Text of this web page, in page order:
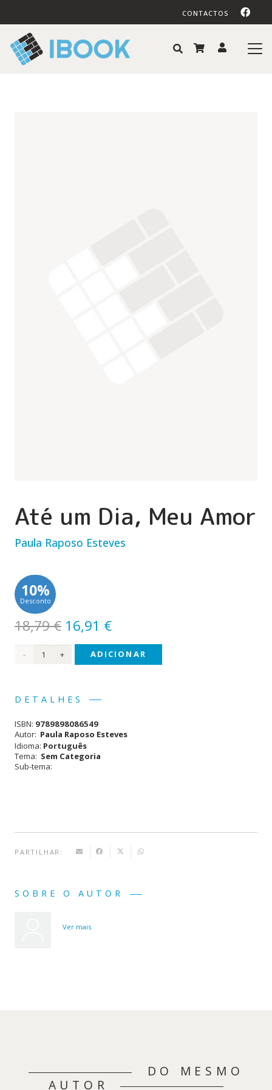
CONTACTOS
Até um Dia, Meu Amor
Paula Raposo Esteves
10%
Desconto
18,79€ O
preço
original
18,79 €.
16,91 €O
preço
atual
Quantidade
Dia,
Meu
Amor
ADICIONAR
DETALHES
ISBN: 9789898086549
Autor: Paula Raposo Esteves
Idioma: Português
Tema: Sem Categoria
Sub-tema:
PARTILHAR:
SOBRE O AUTOR
Ver mais
DO MESMO
AUTOR